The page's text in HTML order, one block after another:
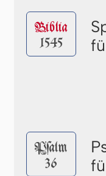
Biblia
1545
Pſalm
36